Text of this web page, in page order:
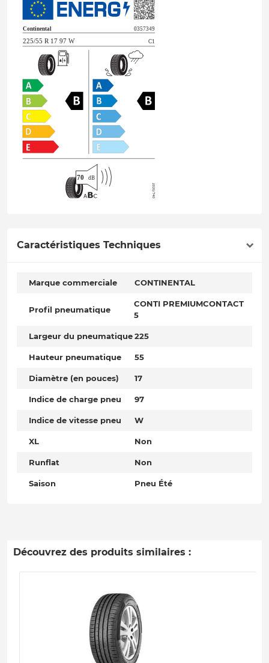
Caractéristiques Techniques
Marque commerciale CONTINENTAL
Profil pneumatique
CONTI PREMIUMCONTACT
5
Largeur du pneumatique225
Hauteur pneumatique 55
Diamètre (en pouces) 17
Indice de charge pneu 97
Indice de vitesse pneu W
XL Non
Runflat Non
Saison Pneu Été
Découvrez des produits similaires :